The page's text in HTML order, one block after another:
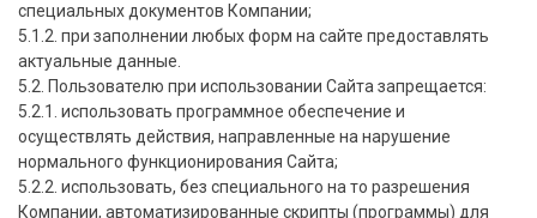
специальных документов Компании;
5.1.2. при заполнении любых форм на сайте предоставлять
актуальные данные.
5.2. Пользователю при использовании Сайта запрещается:
5.2.1. использовать программное обеспечение и
осуществлять действия, направленные на нарушение
нормального функционирования Сайта;
5.2.2. использовать, без специального на то разрешения
Компании, автоматизированные скрипты (программы) для